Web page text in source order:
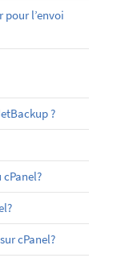
pour l’envoi
?
cPanel?